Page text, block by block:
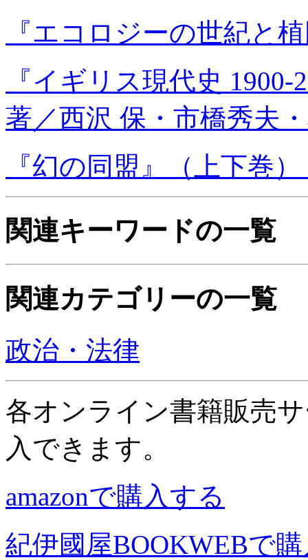
『エコロジーの世紀と
『イギリス現代史
著／西沢 保・市橋秀夫
『幻の同盟』（上下巻
関連キーワードの一覧
関連カテゴリーの一覧
政治・法律
各オンライン書籍販売
入できます。
amazonで購入する
紀伊國屋BOOKWEBで